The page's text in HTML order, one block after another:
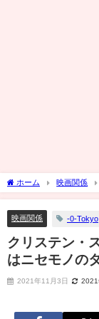
ホーム 映画関係
ノのタキシードTシャツ
映画関係 -0-Tokyo
クリステン・
はニセモノの
2021年11月3日 2021